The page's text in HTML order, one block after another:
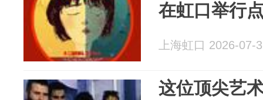
在虹口举行
上海虹口 2026-07-
这位顶尖艺